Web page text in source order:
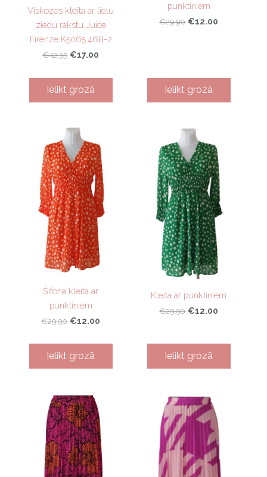
Viskozes kleita ar lielu
ziedu rakstu Juice
Firenze K5065.468-2
€42.35 €17.00
Ielikt grozā
punktiņiem
€29.90 €12.00
Ielikt grozā
Šifona kleita ar
punktiņiem
€29.90 €12.00
Ielikt grozā
Kleita ar punktiņiem
€29.90 €12.00
Ielikt grozā